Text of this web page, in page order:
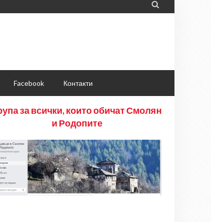

Facebook Контакти
за всички, които обичат Смолян
и Родопите